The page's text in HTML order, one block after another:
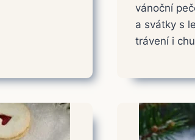
vánoční
a svátky s
trávení i